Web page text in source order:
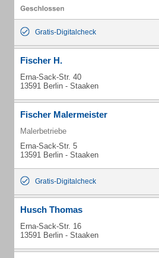
Gratis-Digitalcheck
Fischer H.
Erna-Sack-Str. 40
13591 Berlin - Staaken
Fischer Malermeister
Malerbetriebe
Erna-Sack-Str. 5
13591 Berlin - Staaken
Gratis-Digitalcheck
Husch Thomas
Erna-Sack-Str. 16
13591 Berlin - Staaken